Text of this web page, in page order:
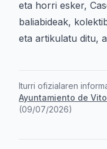
eta horri esker,
baliabideak,
eta artikulatu ditu,
Iturri ofizialaren
Ayuntamiento de
(09/07/2026)